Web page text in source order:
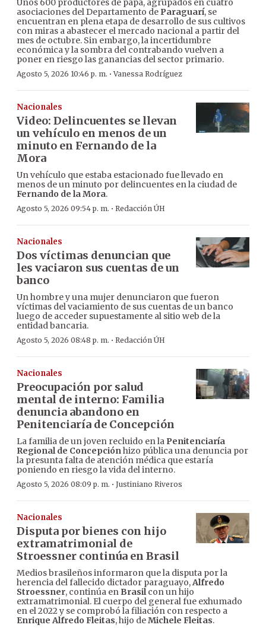
Unos 600 productores de papa, agrupados en cuatro
asociaciones del Departamento de Paraguarí, se
encuentran en plena etapa de desarrollo de sus cultivos
con miras a abastecer el mercado nacional a partir del
mes de octubre. Sin embargo, la incertidumbre
económica y la sombra del contrabando vuelven a
poner en riesgo las ganancias del sector primario.
Agosto 5, 2026 10:46 p. m. ·Vanessa Rodríguez
Nacionales
Video: Delincuentes se llevan
un vehículo en menos de un
minuto en Fernando de la
Mora
Un vehículo que estaba estacionado fue llevado en
menos de un minuto por delincuentes en la ciudad de
Fernando de la Mora.
Agosto 5, 2026 09:54 p. m. · Redacción ÚH
Nacionales
Dos víctimas denuncian que
les vaciaron sus cuentas de un
banco
Un hombre y una mujer denunciaron que fueron
víctimas del vaciamiento de sus cuentas de un banco
luego de acceder supuestamente al sitio web de la
entidad bancaria.
Agosto 5, 2026 08:48 p. m. · Redacción ÚH
Nacionales
Preocupación por salud
mental de interno: Familia
denuncia abandono en
Penitenciaría de Concepción
La familia de un joven recluido en la Penitenciaría
Regional de Concepciónhizo pública una denuncia por
la presunta falta de atención médica que estaría
poniendo en riesgo la vida del interno.
Agosto 5, 2026 08:09 p. m. · Justiniano Riveros
Nacionales
Disputa por bienes con hijo
extramatrimonial de
Stroessner continúa en Brasil
Medios brasileños informaron que la disputa por la
herencia del fallecido dictador paraguayo,Alfredo
Stroessner, continúa en Brasilcon un hijo
extramatrimonial. El cuerpo del general fue exhumado
en el 2022 y se comprobó la filiación con respecto a
Enrique Alfredo Fleitas, hijo deMichele Fleitas.